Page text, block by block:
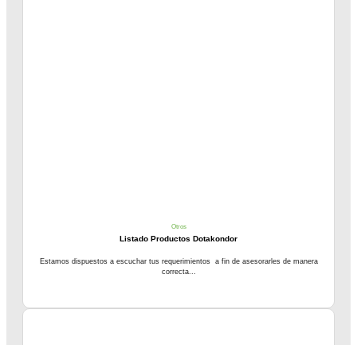
Otros
Listado Productos Dotakondor
Estamos dispuestos a escuchar tus requerimientos a fin de asesorarles de manera
correcta...